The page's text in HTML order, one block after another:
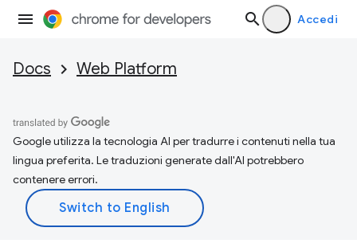
Accedi
Docs Web Platform
Google utilizza la tecnologia AI per tradurre i contenuti nella tua
lingua preferita. Le traduzioni generate dall'AI potrebbero
contenere errori.